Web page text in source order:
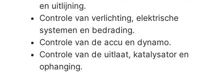
en uitlijning.
Controle van verlichting, elektrische
systemen en bedrading.
Controle van de accu en dynamo.
Controle van de uitlaat, katalysator en
ophanging.